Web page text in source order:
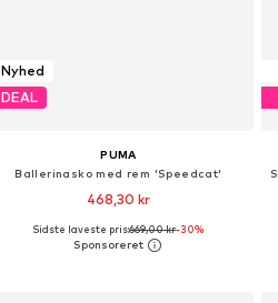
Nyhed
DEAL
PUMA
Ballerinasko med rem 'Speedcat'
468,30 kr
Fås i mange størrelser
Sidste laveste pris:669,00 kr-30%